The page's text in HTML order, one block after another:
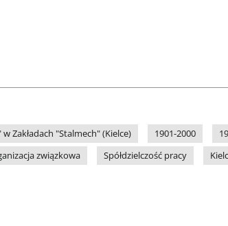
Zakładach "Stalmech" (Kielce)
1901-2000
związkowa Spółdzielczość pracy